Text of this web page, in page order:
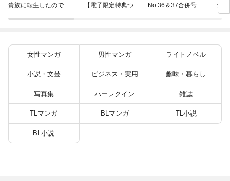
貴族に転生したので、
【電子限定特典つ
No.36＆37合併号
聖
り
女性マンガ 男性マンガ ライトノベル
小説・文芸 ビジネス・実用 趣味・暮らし
写真集 ハーレクイン 雑誌
TLマンガ BLマンガ TL小説
BL小説